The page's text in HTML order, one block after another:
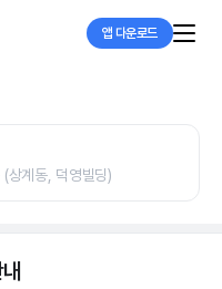
앱 다운로드
계동, 덕영빌딩)